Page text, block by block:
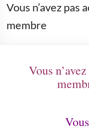
Vous n’avez pas
membre
Vous